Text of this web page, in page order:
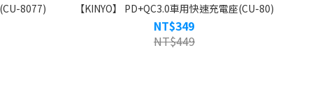
8077) 【KINYO】 PD+QC3.0車用快速充電座(CU-80)
NT$349
NT$449